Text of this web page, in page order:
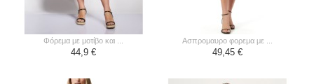
φόρεμα με μοτίβο και ...
44,9 €
ασπρομαυρο φορεμα με ...
49,45 €